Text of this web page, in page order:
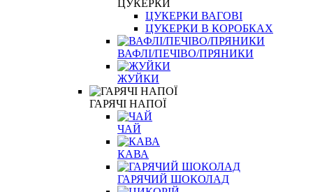
ЦУКЕРКИ
ЦУКЕРКИ ВАГОВІ
ЦУКЕРКИ В КОРОБКАХ
ВАФЛІ/ПЕЧІВО/ПРЯНИКИ
ЖУЙКИ
ГАРЯЧІ НАПОЇ
ЧАЙ
КАВА
ГАРЯЧИЙ ШОКОЛАД